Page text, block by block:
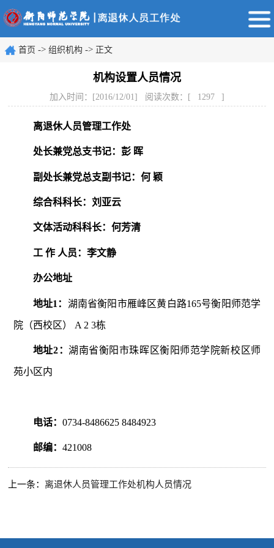
首页 -> 组织机构 -> 正文
机构设置人员情况
加入时间：[2016/12/01] 阅读次数：[ 1297 ]
离退休人员管理工作处
处长兼党总支书记：彭 晖
副处长兼党总支副书记： 何 颖
综合科科长： 刘亚云
文体活动科科长： 何芳清
工 作 人员： 李文静
办公地址
地址1： 湖南省衡阳市雁峰区黄白路165号衡阳师范学
院（西校区） A 2 3栋
地址2：湖南省衡阳市珠晖区衡阳师范学院新校区师
苑小区内
电话： 0734-8486625 8484923
邮编： 421008
上一条： 离退休人员管理工作处机构人员情况